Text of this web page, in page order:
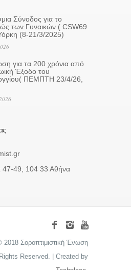
Σύνοδος για το
των Γυναικών ( CSW69
(8-21/3/2025)
για τα 200 χρόνια από
Έξοδο του
ΠΕΜΠΤΗ 23/4/26,
47-49, 104 33 Αθήνα
Σοροπτιμιστική Ένωση
Reserved. | Created by